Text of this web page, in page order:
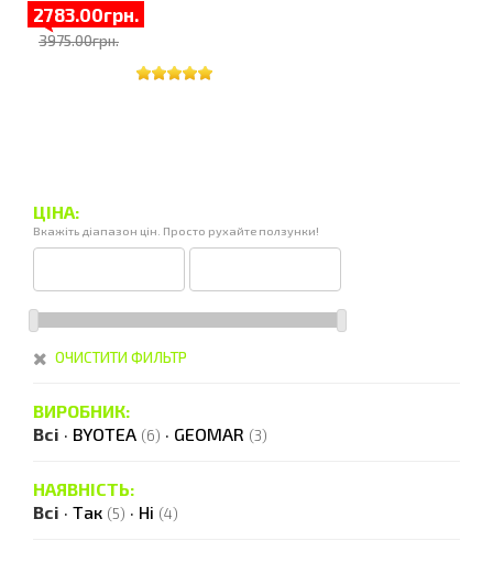
2783.00грн.
3975.00грн.
ЦІНА:
Вкажіть діапазон цін. Просто рухайте ползунки!
ОЧИСТИТИ ФИЛЬТР
ВИРОБНИК:
Всі · BYOTEA (6) · GEOMAR (3)
НАЯВНІСТЬ:
Всі · Так (5) · Ні (4)